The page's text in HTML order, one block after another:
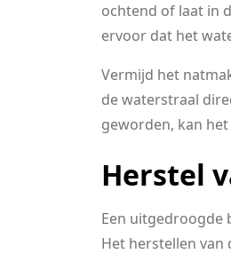
ochtend of laat in
ervoor dat het
Vermijd het
de waterstraal
geworden, kan
Herstel
Een uitgedroogde
Het herstellen